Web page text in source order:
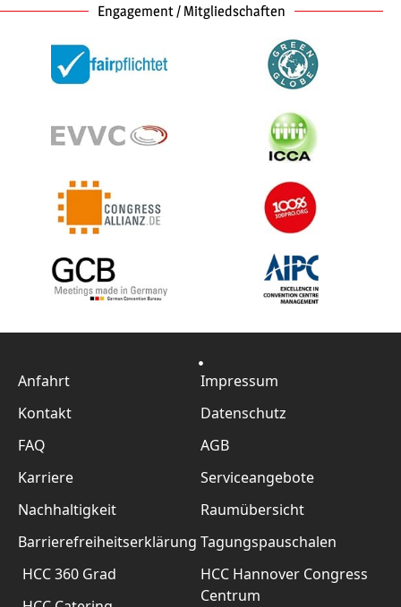
Engagement / Mitgliedschaften
Anfahrt
Kontakt
FAQ
Impressum
Datenschutz
AGB
Karriere
Nachhaltigkeit
Barrierefreiheitserklärung
Serviceangebote
Raumübersicht
Tagungspauschalen
HCC 360 Grad
HCC Hannover Congress
Centrum